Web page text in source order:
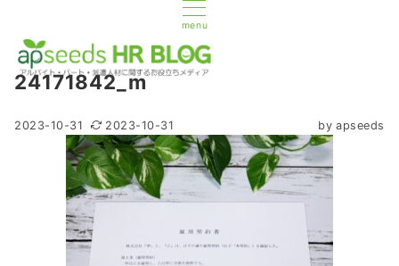
menu
24171842_m
2023-10-31 2023-10-31 by apseeds